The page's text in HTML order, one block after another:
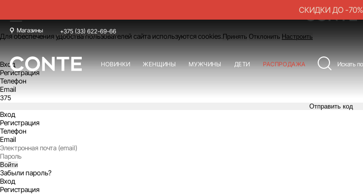
СКИДКИ ДО -70%
Магазины +375 (33) 622-69-66
НОВИНКИ ЖЕНЩИНЫ МУЖЧИНЫ ДЕТИ РАСПРОДАЖА
Для обеспечения удобства пользователей сайта используются cookies. Принять Отклонить Настроить
Вход
Регистрация
Телефон
Email
Отправить код
Вход
Регистрация
Телефон
Email
Войти
Забыли пароль?
Вход
Регистрация